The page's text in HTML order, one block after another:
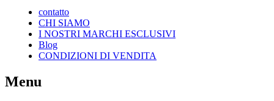
contatto
CHI SIAMO
I NOSTRI MARCHI ESCLUSIVI
Blog
CONDIZIONI DI VENDITA
Menu